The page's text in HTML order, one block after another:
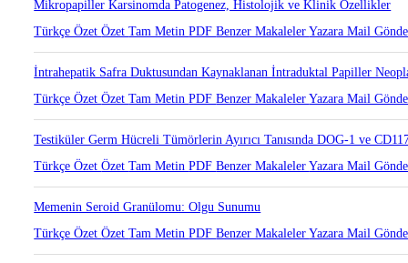
Türkçe ÖzetÖzetTam MetinPDFBenzer MakalelerYazara Mail
Mikropapiller Karsinomda Patogenez, Histolojik ve Klinik Özellikler
Türkçe ÖzetÖzetTam MetinPDFBenzer MakalelerYazara Mail
İntrahepatik Safra Duktusundan Kaynaklanan İntraduktal Papiller
Türkçe ÖzetÖzetTam MetinPDFBenzer MakalelerYazara Mail
Testiküler Germ Hücreli Tümörlerin Ayırıcı Tanısında DOG-1 ve
Türkçe ÖzetÖzetTam MetinPDFBenzer Makaleler
Memenin Seroid Granülomu: Olgu Sunumu